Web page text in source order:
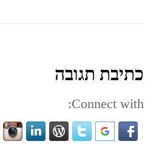
כתיבת תגובה
Connect with: